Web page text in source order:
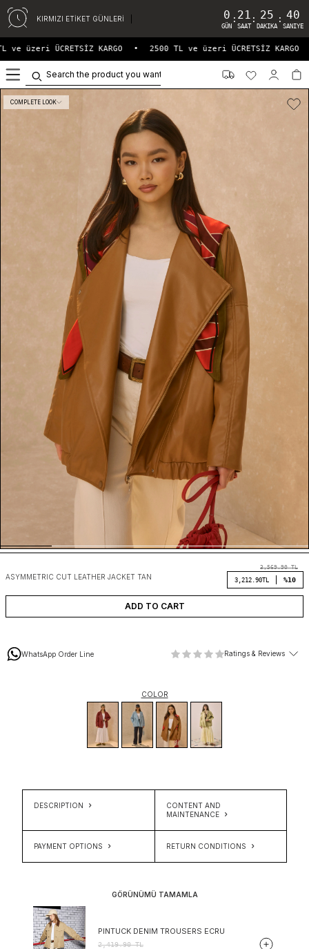
KIRMIZI ETİKET GÜNLERİ 0
GÜN
: 21
SAAT
: 25
DAKIKA
: 40
SANIYE
ve üzeri ÜCRETSİZ KARGO 2500 TL ve üzeri ÜCRETSİZ KARGO
COMPLETE LOOK
ASYMMETRIC CUT LEATHER JACKET TAN
3,569.90TL
3,212.90TL %10
ADD TO CART
WhatsApp Order Line Ratings & Reviews
COLOR
DESCRIPTION
CONTENT AND
MAINTENANCE
PAYMENT OPTIONS RETURN CONDITIONS
GÖRÜNÜMÜ TAMAMLA
PINTUCK DENIM TROUSERS ECRU
2,419.90TL